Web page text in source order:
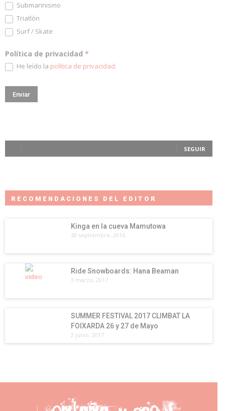
Submarinismo
Triatlón
Surf / Skate
Política de privacidad *
He leído la política de privacidad.
SEGUIR
RECOMENDACIONES DEL EDITOR
Kinga en la cueva Mamutowa
30 septiembre, 2016
Ride Snowboards: Hana Beaman
3 marzo, 2017
SUMMER FESTIVAL 2017 CLIMBAT LA
FOIXARDA 26 y 27 de Mayo
2 junio, 2017